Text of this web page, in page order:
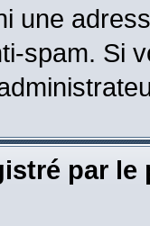
une
spam. Si
par